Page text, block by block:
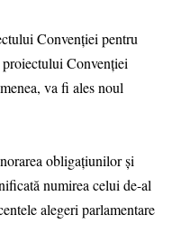
Convenției pentru
Convenției
va fi ales noul
obligațiunilor și
numirea celui de-al
alegeri parlamentare